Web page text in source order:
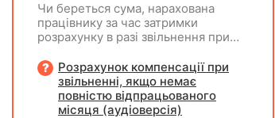
Чи береться сума, нарахована
працівнику за час затримки
розрахунку в разі звільнення при
заробітної плати (винагороди), для
розрахунку внеску на підтримку
працевлаштування осіб з
інвалідністю?
Розрахунок компенсації при
звільненні, якщо немає
повністю відпрацьованого
місяця (аудіоверсія)